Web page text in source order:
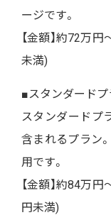
ージです。
【金額】約72万
未満)
■スタンダード
スタンダードプ
含まれるプラン
用です。
【金額】約84万
円未満)